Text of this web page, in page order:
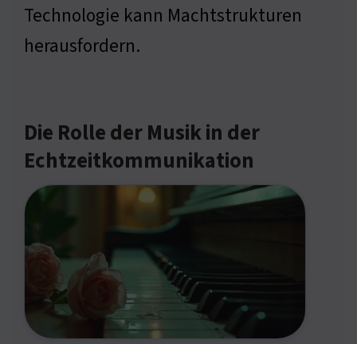
Technologie kann Machtstrukturen
herausfordern.
Die Rolle der Musik in der
Echtzeitkommunikation